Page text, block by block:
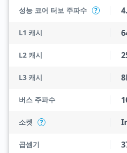
성능 코어 터보 주파수 ?
L1 캐시
L2 캐시
L3 캐시
버스 주파수
소켓 ?
곱셈기